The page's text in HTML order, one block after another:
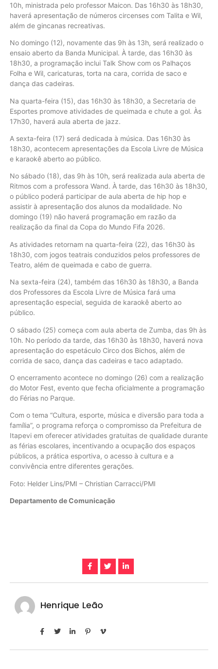
10h, ministrada pelo professor Maicon. Das 16h30 às 18h30,
haverá apresentação de números circenses com Talita e Wil,
além de gincanas recreativas.
No domingo (12), novamente das 9h às 13h, será realizado o
ensaio aberto da Banda Municipal. À tarde, das 16h30 às
18h30, a programação inclui Talk Show com os Palhaços
Folha e Wil, caricaturas, torta na cara, corrida de saco e
dança das cadeiras.
Na quarta-feira (15), das 16h30 às 18h30, a Secretaria de
Esportes promove atividades de queimada e chute a gol. Às
17h30, haverá aula aberta de jazz.
A sexta-feira (17) será dedicada à música. Das 16h30 às
18h30, acontecem apresentações da Escola Livre de Música
e karaokê aberto ao público.
No sábado (18), das 9h às 10h, será realizada aula aberta de
Ritmos com a professora Wand. À tarde, das 16h30 às 18h30,
o público poderá participar de aula aberta de hip hop e
assistir à apresentação dos alunos da modalidade. No
domingo (19) não haverá programação em razão da
realização da final da Copa do Mundo Fifa 2026.
As atividades retornam na quarta-feira (22), das 16h30 às
18h30, com jogos teatrais conduzidos pelos professores de
Teatro, além de queimada e cabo de guerra.
Na sexta-feira (24), também das 16h30 às 18h30, a Banda
dos Professores da Escola Livre de Música fará uma
apresentação especial, seguida de karaokê aberto ao
público.
O sábado (25) começa com aula aberta de Zumba, das 9h às
10h. No período da tarde, das 16h30 às 18h30, haverá nova
apresentação do espetáculo Circo dos Bichos, além de
corrida de saco, dança das cadeiras e taco adaptado.
O encerramento acontece no domingo (26) com a realização
do Motor Fest, evento que fecha oficialmente a programação
do Férias no Parque.
Com o tema “Cultura, esporte, música e diversão para toda a
família”, o programa reforça o compromisso da Prefeitura de
Itapevi em oferecer atividades gratuitas de qualidade durante
as férias escolares, incentivando a ocupação dos espaços
públicos, a prática esportiva, o acesso à cultura e a
convivência entre diferentes gerações.
Foto: Helder Lins/PMI – Christian Carracci/PMI
Departamento de Comunicação
Henrique Leão